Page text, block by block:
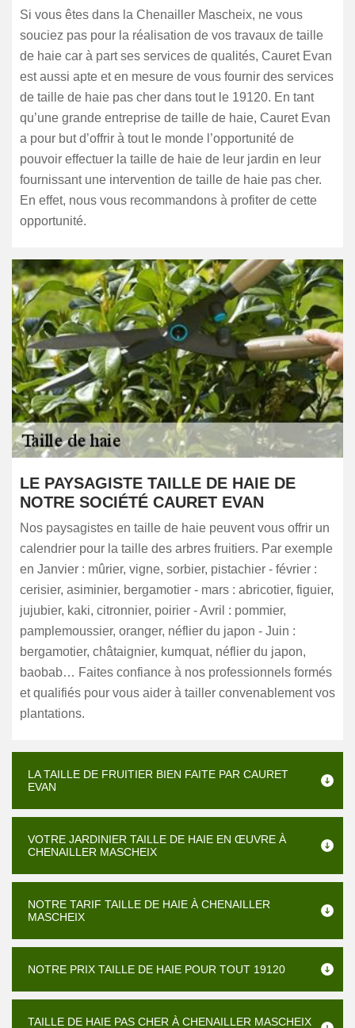
Si vous êtes dans la Chenailler Mascheix, ne vous
souciez pas pour la réalisation de vos travaux de taille
de haie car à part ses services de qualités, Cauret Evan
est aussi apte et en mesure de vous fournir des services
de taille de haie pas cher dans tout le 19120. En tant
qu’une grande entreprise de taille de haie, Cauret Evan
a pour but d’offrir à tout le monde l’opportunité de
pouvoir effectuer la taille de haie de leur jardin en leur
fournissant une intervention de taille de haie pas cher.
En effet, nous vous recommandons à profiter de cette
opportunité.
LE PAYSAGISTE TAILLE DE HAIE DE
NOTRE SOCIÉTÉ CAURET EVAN
Nos paysagistes en taille de haie peuvent vous offrir un
calendrier pour la taille des arbres fruitiers. Par exemple
en Janvier : mûrier, vigne, sorbier, pistachier - février :
cerisier, asiminier, bergamotier - mars : abricotier, figuier,
jujubier, kaki, citronnier, poirier - Avril : pommier,
pamplemoussier, oranger, néflier du japon - Juin :
bergamotier, châtaignier, kumquat, néflier du japon,
baobab… Faites confiance à nos professionnels formés
et qualifiés pour vous aider à tailler convenablement vos
plantations.
LA TAILLE DE FRUITIER BIEN FAITE PAR CAURET
EVAN
VOTRE JARDINIER TAILLE DE HAIE EN ŒUVRE À
CHENAILLER MASCHEIX
NOTRE TARIF TAILLE DE HAIE À CHENAILLER
MASCHEIX
NOTRE PRIX TAILLE DE HAIE POUR TOUT 19120
TAILLE DE HAIE PAS CHER À CHENAILLER MASCHEIX